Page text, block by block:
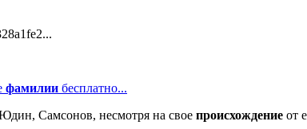
фамилии бесплатно...
Самсонов, несмотря на свое происхождение от